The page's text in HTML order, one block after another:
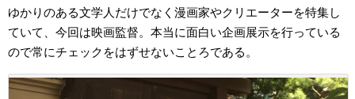
ゆかりのある文学人だけでなく漫画家やクリエーターを特集し
ていて、今回は映画監督。本当に面白い企画展示を行っている
ので常にチェックをはずせないことろである。